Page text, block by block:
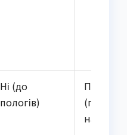
Ні (до
пологів)
П. 3 ст.
(після